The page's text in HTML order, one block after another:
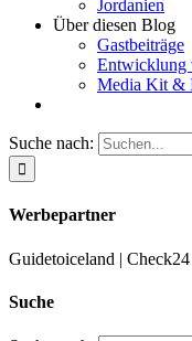
Jordanien
Über diesen Blog
Gastbeiträge
Entwicklung
Media Kit &
Suche nach:
Werbepartner
Guidetoiceland |
Suche